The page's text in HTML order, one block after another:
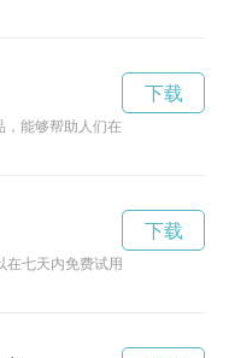
能够帮助人们在探索未知领域
下载
七天内免费试用，帮助用户体验
下载